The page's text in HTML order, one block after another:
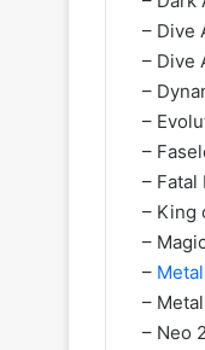
– Dive
– Dive
–
–
–
– Fatal
– King
–
–
–
– Neo